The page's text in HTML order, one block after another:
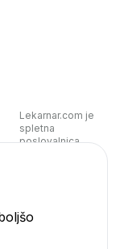
zaporednih
Ugoden
3 g kreatina.
Lekarnar.com je
spletna
poslovalnica